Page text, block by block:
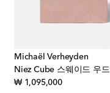
Michaël Verheyden
₩ 1,095,000original price